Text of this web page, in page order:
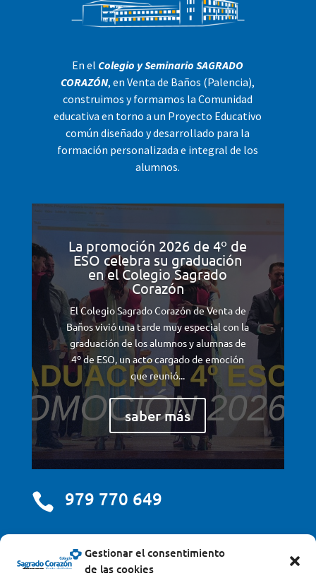
Gestionar el consentimiento
de las cookies
En el Colegio y Seminario SAGRADO
CORAZÓN, en Venta de Baños (Palencia),
construimos y formamos la Comunidad
educativa en torno a un Proyecto Educativo
común diseñado y desarrollado para la
formación personalizada e integral de los
alumnos.
La promoción 2026 de 4º de
ESO celebra su graduación
en el Colegio Sagrado
Corazón
El Colegio Sagrado Corazón de Venta de
Baños vivió una tarde muy especial con la
graduación de los alumnos y alumnas de
4º de ESO, un acto cargado de emoción
que reunió...
saber más
 979 770 649
centro@scjdehon.com